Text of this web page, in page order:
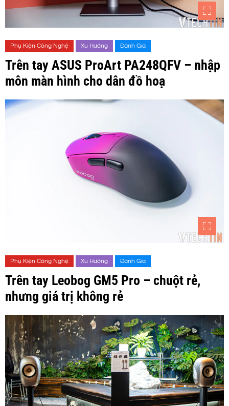
Phụ Kiện Công Nghệ Xu Hướng Đánh Giá
Trên tay ASUS ProArt PA248QFV – nhập
môn màn hình cho dân đồ hoạ
Phụ Kiện Công Nghệ Xu Hướng Đánh Giá
Trên tay Leobog GM5 Pro – chuột rẻ,
nhưng giá trị không rẻ